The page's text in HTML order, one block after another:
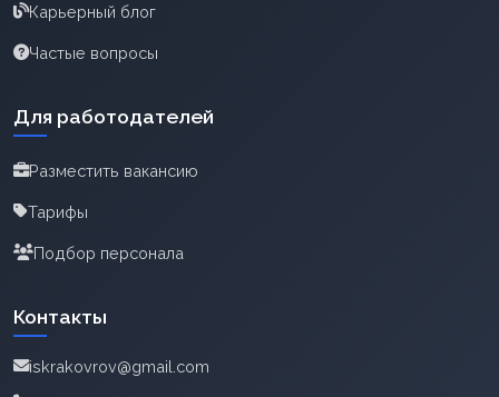
Карьерный блог
Частые вопросы
Для работодателей
Разместить вакансию
Тарифы
Подбор персонала
Контакты
iskrakovrov@gmail.com